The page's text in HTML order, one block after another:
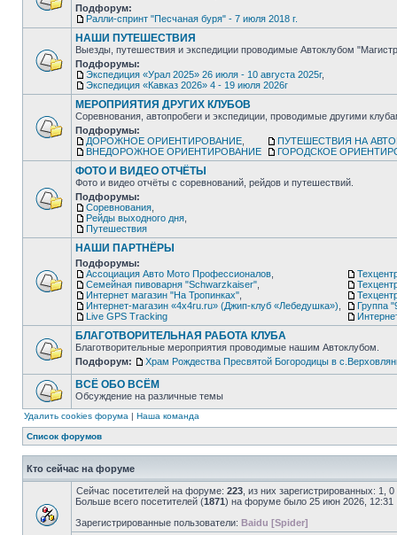
Подфорум:
Ралли-спринт "Песчаная буря" - 7 июля 2018 г.
НАШИ ПУТЕШЕСТВИЯ
Выезды, путешествия и экспедиции проводимые Автоклубом
Подфорумы:
Экспедиция «Урал 2025» 26 июля - 10 августа 2025г,
Экспедиция «Кавказ 2026» 4 - 19 июля 2026г
МЕРОПРИЯТИЯ ДРУГИХ КЛУБОВ
Соревнования, автопробеги и экспедиции, проводимые другими
Подфорумы:
ДОРОЖНОЕ ОРИЕНТИРОВАНИЕ
ВНЕДОРОЖНОЕ ОРИЕНТИРОВАНИЕ
ПУТЕШЕСТВИЯ НА
ГОРОДСКОЕ
ФОТО И ВИДЕО ОТЧЁТЫ
Фото и видео отчёты с соревнований, рейдов и путешествий.
Подфорумы:
Соревнования
Рейды выходного дня
Путешествия
НАШИ ПАРТНЁРЫ
Подфорумы:
Ассоциация Авто Мото Профессионалов
Семейная пивоварня "Schwarzkaiser"
Интернет магазин "На Тропинках"
Интернет-магазин «4х4ru.ru» (Джип-клуб «Лебедушка»)
Live GPS Tracking
Группа
БЛАГОТВОРИТЕЛЬНАЯ РАБОТА КЛУБА
Благотворительные мероприятия проводимые нашим Автоклубом.
Подфорум:
Храм Рождества Пресвятой Богородицы в
ВСЁ ОБО ВСЁМ
Обсуждение на различные темы
Удалить cookies форума | Наша команда
Список форумов
Кто сейчас на форуме
Сейчас посетителей на форуме: 223 , из них зарегистрированных: 1,
Больше всего посетителей (1871) на форуме было 25 июн 2026, 12:31
Зарегистрированные пользователи: Baidu [Spider]